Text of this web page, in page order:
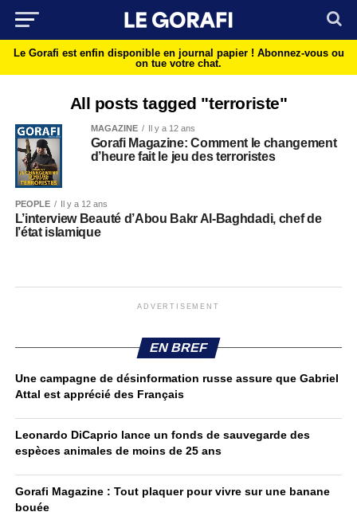
Le Gorafi est enfin disponible en journal papier ! Abonnez-vous ou
on tue votre chat.
All posts tagged "terroriste"
MAGAZINE Il y a 12 ans
Gorafi Magazine: Comment le changement
d’heure fait le jeu des terroristes
PEOPLE Il y a 12 ans
L’interview Beauté d’Abou Bakr Al-Baghdadi, chef de
l’état islamique
ADVERTISEMENT
EN BREF
Une campagne de désinformation russe assure que Gabriel
Attal est apprécié des Français
Leonardo DiCaprio lance un fonds de sauvegarde des
espèces animales de moins de 25 ans
Gorafi Magazine : Tout plaquer pour vivre sur une banane
bouée